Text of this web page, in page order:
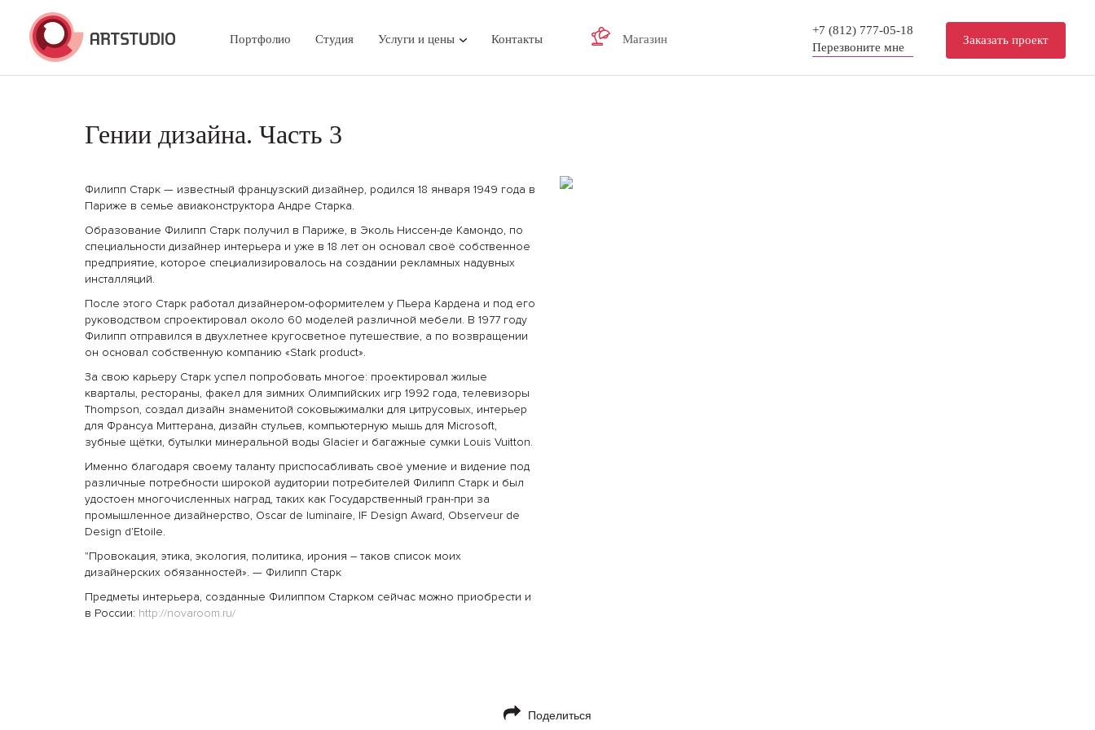
Портфолио Студия Услуги и цены Контакты Магазин
+7 (812) 777-05-18
Перезвоните мне
Заказать проект
Гении дизайна. Часть 3
Филипп Старк — известный французский дизайнер, родился 18 января 1949 года в
Париже в семье авиаконструктора Андре Старка.
Образование Филипп Старк получил в Париже, в Эколь Ниссен-де Камондо, по
специальности дизайнер интерьера и уже в 18 лет он основал своё собственное
предприятие, которое специализировалось на создании рекламных надувных
инсталляций.
После этого Старк работал дизайнером-оформителем у Пьера Кардена и под его
руководством спроектировал около 60 моделей различной мебели. В 1977 году
Филипп отправился в двухлетнее кругосветное путешествие, а по возвращении
он основал собственную компанию «Stark product».
За свою карьеру Старк успел попробовать многое: проектировал жилые
кварталы, рестораны, факел для зимних Олимпийских игр 1992 года, телевизоры
Thompson, создал дизайн знаменитой соковыжималки для цитрусовых, интерьер
для Франсуа Миттерана, дизайн стульев, компьютерную мышь для Microsoft,
зубные щётки, бутылки минеральной воды Glacier и багажные сумки Louis Vuitton.
Именно благодаря своему таланту приспосабливать своё умение и видение под
различные потребности широкой аудитории потребителей Филипп Старк и был
удостоен многочисленных наград, таких как Государственный гран-при за
промышленное дизайнерство, Oscar de luminaire, IF Design Award, Observeur de
Design d’Etoile.
"Провокация, этика, экология, политика, ирония – таков список моих
дизайнерских обязанностей». — Филипп Старк
Предметы интерьера, созданные Филиппом Старком сейчас можно приобрести и
в России: http://novaroom.ru/
Поделиться